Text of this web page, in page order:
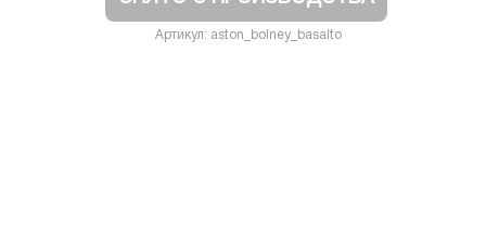
Артикул: aston_bolney_basalto